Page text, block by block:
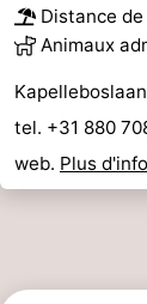
Distance de
Animaux
tel. +31 880
web. Plus